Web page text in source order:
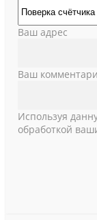
Ваш адрес
Ваш
Используя
обработкой